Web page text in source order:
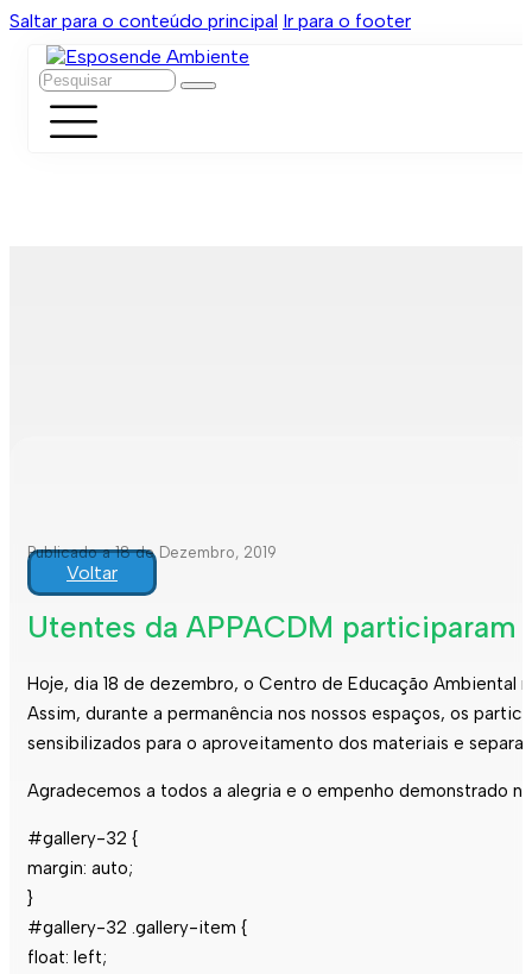
Saltar para o conteúdo principal Ir para o footer
Pesquisar
Publicado a 18 de Dezembro, 2019
Voltar
Utentes da APPACDM
Hoje, dia 18 de dezembro, o Centro de Educação Ambiental
Assim, durante a permanência nos nossos espaços, os
sensibilizados para o aproveitamento dos materiais e
Agradecemos a todos a alegria e o empenho demonstrado
#gallery-32 {
margin: auto;
}
#gallery-32 .gallery-item {
float: left;